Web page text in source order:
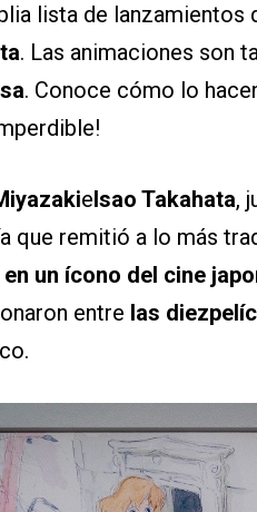
lista de lanzamientos
. Las animaciones son
. Conoce cómo lo
eIsao Takahata,
que remitió a lo más
un ícono del cine
entre las